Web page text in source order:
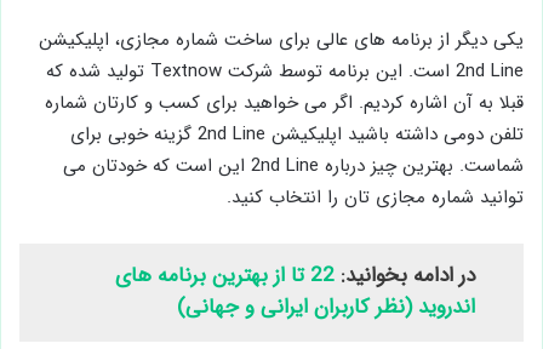
یکی دیگر از برنامه های عالی برای ساخت شماره مجازی، اپلیکیشن
2nd Line است. این برنامه توسط شرکت Textnow تولید شده که
قبلا به آن اشاره کردیم. اگر می خواهید برای کسب و کارتان شماره
تلفن دومی داشته باشید اپلیکیشن 2nd Line گزینه خوبی برای
شماست. بهترین چیز درباره 2nd Line این است که خودتان می
توانید شماره مجازی تان را انتخاب کنید.
در ادامه بخوانید:
22 تا از بهترین برنامه های
اندروید (نظر کاربران ایرانی و جهانی)